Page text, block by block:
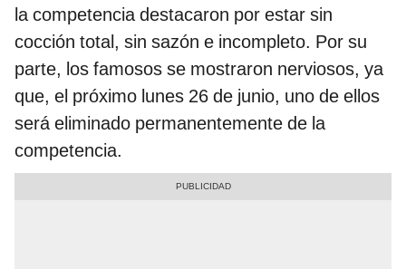
la competencia destacaron por estar sin
cocción total, sin sazón e incompleto. Por su
parte, los famosos se mostraron nerviosos, ya
que, el próximo lunes 26 de junio, uno de ellos
será eliminado permanentemente de la
competencia.